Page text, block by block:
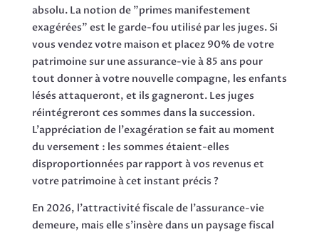
absolu. La notion de "primes manifestement
exagérées" est le garde-fou utilisé par les juges. Si
vous vendez votre maison et placez 90% de votre
patrimoine sur une assurance-vie à 85 ans pour
tout donner à votre nouvelle compagne, les enfants
lésés attaqueront, et ils gagneront. Les juges
réintégreront ces sommes dans la succession.
L'appréciation de l'exagération se fait au moment
du versement : les sommes étaient-elles
disproportionnées par rapport à vos revenus et
votre patrimoine à cet instant précis ?
En 2026, l'attractivité fiscale de l'assurance-vie
demeure, mais elle s'insère dans un paysage fiscal